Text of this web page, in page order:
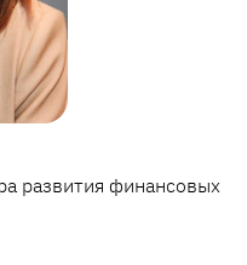
развития финансовых